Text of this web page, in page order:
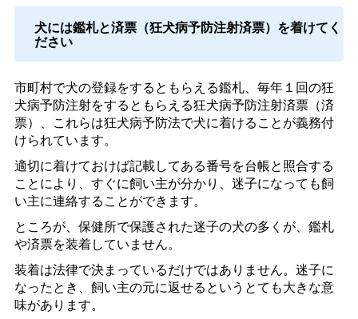
犬には鑑札と済票（狂犬病予防注射済票）を着けてく
ださい
市町村で犬の登録をするともらえる鑑札、毎年１回の狂
犬病予防注射をするともらえる狂犬病予防注射済票（済
票）、これらは狂犬病予防法で犬に着けることが義務付
けられています。
適切に着けておけば記載してある番号を台帳と照合する
ことにより、すぐに飼い主が分かり、迷子になっても飼
い主に連絡することができます。
ところが、保健所で保護された迷子の犬の多くが、鑑札
や済票を装着していません。
装着は法律で決まっているだけではありません。迷子に
なったとき、飼い主の元に返せるというとても大きな意
味があります。